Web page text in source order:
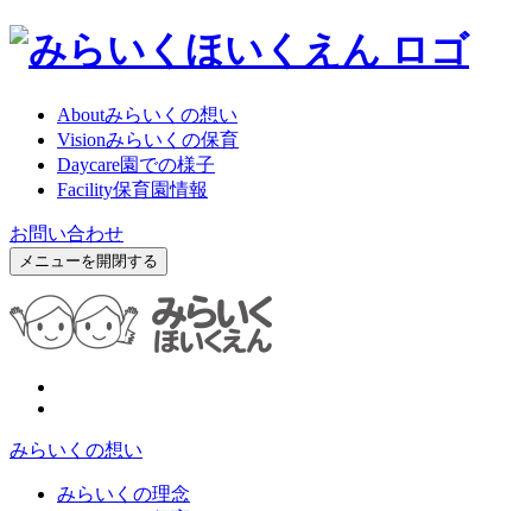
Aboutみらいくの想い
Visionみらいくの保育
Daycare園での様子
Facility保育園情報
お問い合わせ
メニューを開閉する
みらいくの想い
みらいくの理念